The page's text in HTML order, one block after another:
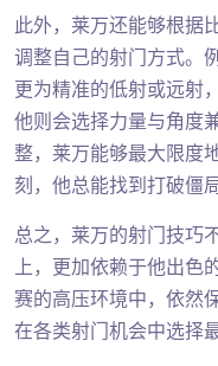
此外，莱万还能够根据
调整自己的射门方式。
更为精准的低射或远射
他则会选择力量与角度
整，莱万能够最大限度
刻，他总能找到打破僵
总之，莱万的射门技巧
上，更加依赖于他出色
赛的高压环境中，依然
在各类射门机会中选择